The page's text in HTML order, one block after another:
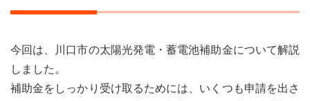
今回は、川口市の太陽光発電・蓄電池補助金について解説
しました。
補助金をしっかり受け取るためには、いくつも申請を出さ